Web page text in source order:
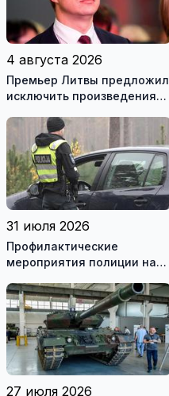
4 августа 2026
Премьер Литвы предложил
исключить произведения
рекомендуемой
литературы
31 июля 2026
Профилактические
мероприятия полиции на
27 июля 2026